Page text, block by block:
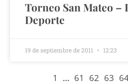
Torneo San Mateo –
Deporte
19 de septiembre de 2011 12:23
1 … 61 62 63